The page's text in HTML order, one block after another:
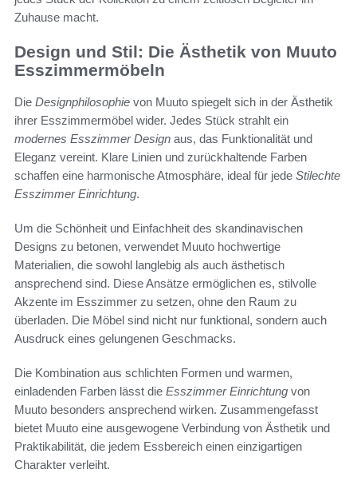
Zuhause macht.
Design und Stil: Die Ästhetik von Muuto
Esszimmermöbeln
Die Designphilosophie von Muuto spiegelt sich in der Ästhetik
ihrer Esszimmermöbel wider. Jedes Stück strahlt ein
modernes Esszimmer Design aus, das Funktionalität und
Eleganz vereint. Klare Linien und zurückhaltende Farben
schaffen eine harmonische Atmosphäre, ideal für jede Stilechte
Esszimmer Einrichtung.
Um die Schönheit und Einfachheit des skandinavischen
Designs zu betonen, verwendet Muuto hochwertige
Materialien, die sowohl langlebig als auch ästhetisch
ansprechend sind. Diese Ansätze ermöglichen es, stilvolle
Akzente im Esszimmer zu setzen, ohne den Raum zu
überladen. Die Möbel sind nicht nur funktional, sondern auch
Ausdruck eines gelungenen Geschmacks.
Die Kombination aus schlichten Formen und warmen,
einladenden Farben lässt die Esszimmer Einrichtung von
Muuto besonders ansprechend wirken. Zusammengefasst
bietet Muuto eine ausgewogene Verbindung von Ästhetik und
Praktikabilität, die jedem Essbereich einen einzigartigen
Charakter verleiht.